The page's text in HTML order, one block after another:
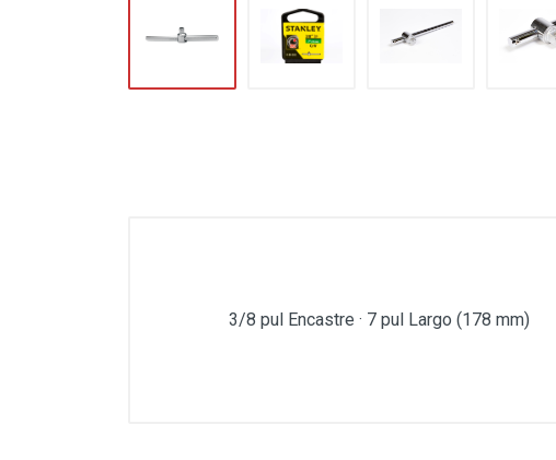
3/8 pul Encastre · 7 pul Largo (178 mm)